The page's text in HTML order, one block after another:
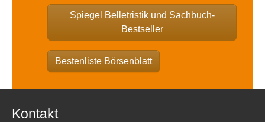
Spiegel Belletristik und Sachbuch-
Bestseller
Bestenliste Börsenblatt
Kontakt